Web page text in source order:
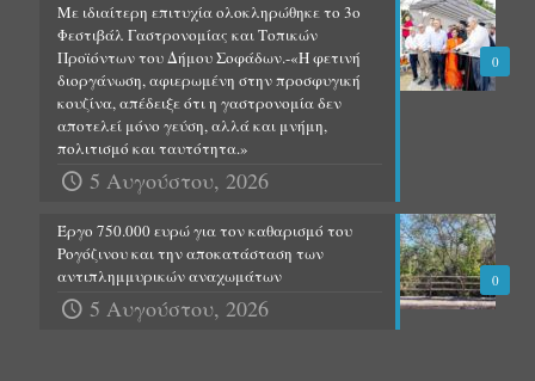
0
Με ιδιαίτερη επιτυχία ολοκληρώθηκε το 3ο
Φεστιβάλ Γαστρονομίας και Τοπικών
Προϊόντων του Δήμου Σοφάδων.-«Η φετινή
διοργάνωση, αφιερωμένη στην προσφυγική
κουζίνα, απέδειξε ότι η γαστρονομία δεν
αποτελεί μόνο γεύση, αλλά και μνήμη,
πολιτισμό και ταυτότητα.»
5 Αυγούστου, 2026
0
Έργο 750.000 ευρώ για τον καθαρισμό του
Ρογόζινου και την αποκατάσταση των
αντιπλημμυρικών αναχωμάτων
5 Αυγούστου, 2026